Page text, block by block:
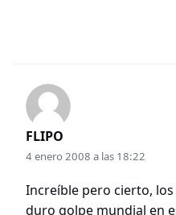
FLIPO
4 enero 2008 a las 18:22
Increíble pero cierto,
duro golpe mundial en